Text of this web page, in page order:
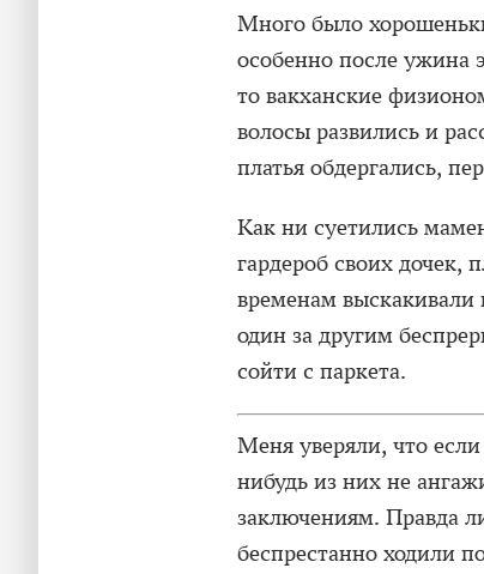
Много было
особенно после ужина
то вакханские
волосы развились и
платья обдергались,
Как ни суетились
гардероб своих дочек,
временам выскакивали
один за другим
сойти с паркета.
Меня уверяли, что
нибудь из них не
заключениям. Правда
беспрестанно ходили